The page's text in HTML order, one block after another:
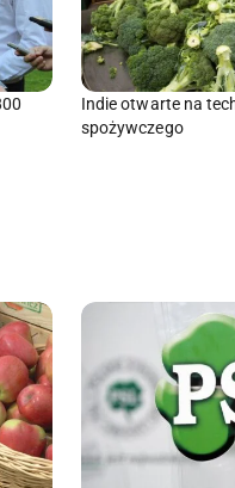
Indie otwarte na
spożywczego